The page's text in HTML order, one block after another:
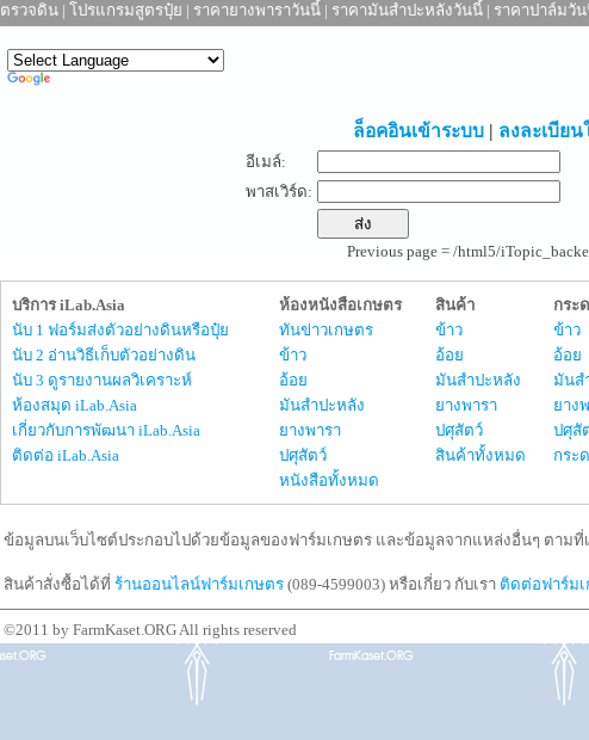
ตรวจดิน | โปรแกรมสูตรปุ๋ย | ราคายางพาราวันนี้ | ราคามันสำปะหลังวันนี้ | ราคาปาล์มวั
ล็อคอินเข้าระบบ | ลงละเบียน
อีเมล์:
พาสเวิร์ด:
Previous page = /html5/
บริการ iLab.Asia
นับ 1 ฟอร์มส่งตัวอย่างดินหรือปุ๋ย
นับ 2 อ่านวิธีเก็บตัวอย่างดิน
นับ 3 ดูรายงานผลวิเคราะห์
ห้องสมุด iLab.Asia
เกี่ยวกับการพัฒนา iLab.Asia
ติดต่อ iLab.Asia
ห้องหนังสือเกษตร
ทันข่าวเกษตร
ข้าว
อ้อย
มันสำปะหลัง
ยางพารา
ปศุสัตว์
หนังสือทั้งหมด
สินค้า
ข้าว
อ้อย
มันสำปะหลัง
ยางพารา
ปศุสัตว์
สินค้าทั้งหมด
กระ
ข้าว
อ้อย
มันส
ยาง
ปศุสั
กระ
ข้อมูลบนเว็บไซต์ประกอบไปด้วยข้อมูลของฟาร์มเกษตร และข้อมูลจากแหล่งอื่นๆ ตาม
สินค้าสั่งซื้อได้ที่ ร้านออนไลน์ฟาร์มเกษตร (089-4599003) หรือเกี่ยว กับเรา ติดต่อฟาร์ม
©2011 by FarmKaset.ORG All rights reserved